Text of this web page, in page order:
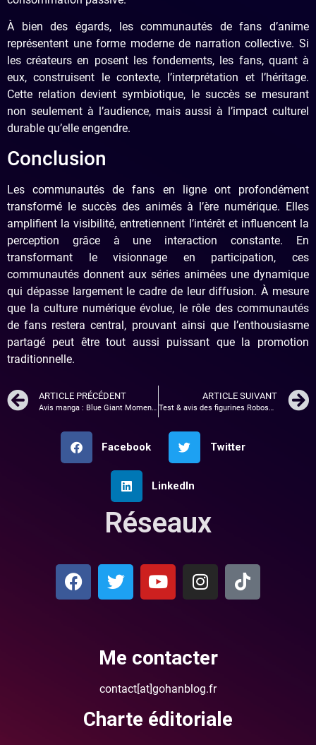
À bien des égards, les communautés de fans d’anime
représentent une forme moderne de narration collective. Si
les créateurs en posent les fondements, les fans, quant à
eux, construisent le contexte, l’interprétation et l’héritage.
Cette relation devient symbiotique, le succès se mesurant
non seulement à l’audience, mais aussi à l’impact culturel
durable qu’elle engendre.
Conclusion
Les communautés de fans en ligne ont profondément
transformé le succès des animés à l’ère numérique. Elles
amplifient la visibilité, entretiennent l’intérêt et influencent la
perception grâce à une interaction constante. En
transformant le visionnage en participation, ces
communautés donnent aux séries animées une dynamique
qui dépasse largement le cadre de leur diffusion. À mesure
que la culture numérique évolue, le rôle des communautés
de fans restera central, prouvant ainsi que l’enthousiasme
partagé peut être tout aussi puissant que la promotion
traditionnelle.
ARTICLE PRÉCÉDENT
Avis manga : Blue Giant Momentum – tome 1
ARTICLE SUIVANT
Test & avis des figurines Robosen Toy Story : quand Pixar rencontre la robotique de collection
Facebook Twitter
LinkedIn
Réseaux
Me contacter
contact[at]gohanblog.fr
Charte éditoriale